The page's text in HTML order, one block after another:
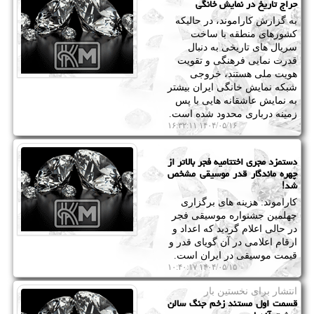
حراج تاریخ در نمایش خانگی
به گزارش کاراموند، در حالیکه
کشورهای منطقه با ساخت
سریال های تاریخی به دنبال
قدرت نمایی فرهنگی و تقویت
هویت ملی هستند، خروجی
شبکه نمایش خانگی ایران بیشتر
به نمایش عاشقانه هایی با پس
زمینه درباری محدود شده است.
۱۴۰۴/۰۵/۱۶ ۱۶:۳۲:۱۱
دستمزد مجری اختتامیه فجر بالاتر از
چهره ماندگار قدر موسیقی مشخص
شد!
کاراموند: هزینه های برگزاری
چهلمین جشنواره موسیقی فجر
در حالی اعلام گردید که اعداد و
ارقام اعلامی در آن گویای قدر و
قیمت موسیقی در ایران است.
۱۴۰۴/۰۵/۱۵ ۱۰:۴۰:۱۷
انتشار برای نخستین بار
قسمت اول مستند زخم جنگ سالن